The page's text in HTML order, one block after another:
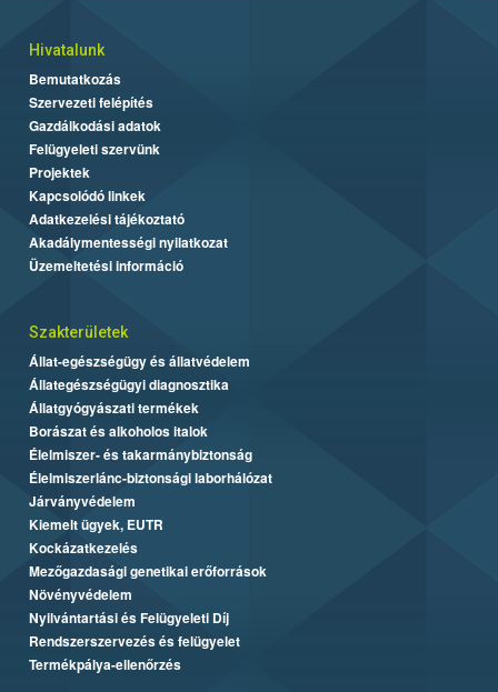
Hivatalunk
Bemutatkozás
Szervezeti felépítés
Gazdálkodási adatok
Felügyeleti szervünk
Projektek
Kapcsolódó linkek
Adatkezelési tájékoztató
Akadálymentességi nyilatkozat
Üzemeltetési információ
Szakterületek
Állat-egészségügy és állatvédelem
Állategészségügyi diagnosztika
Állatgyógyászati termékek
Borászat és alkoholos italok
Élelmiszer- és takarmánybiztonság
Élelmiszerlánc-biztonsági laborhálózat
Járványvédelem
Kiemelt ügyek, EUTR
Kockázatkezelés
Mezőgazdasági genetikai erőforrások
Növényvédelem
Nyilvántartási és Felügyeleti Díj
Rendszerszervezés és felügyelet
Termékpálya-ellenőrzés